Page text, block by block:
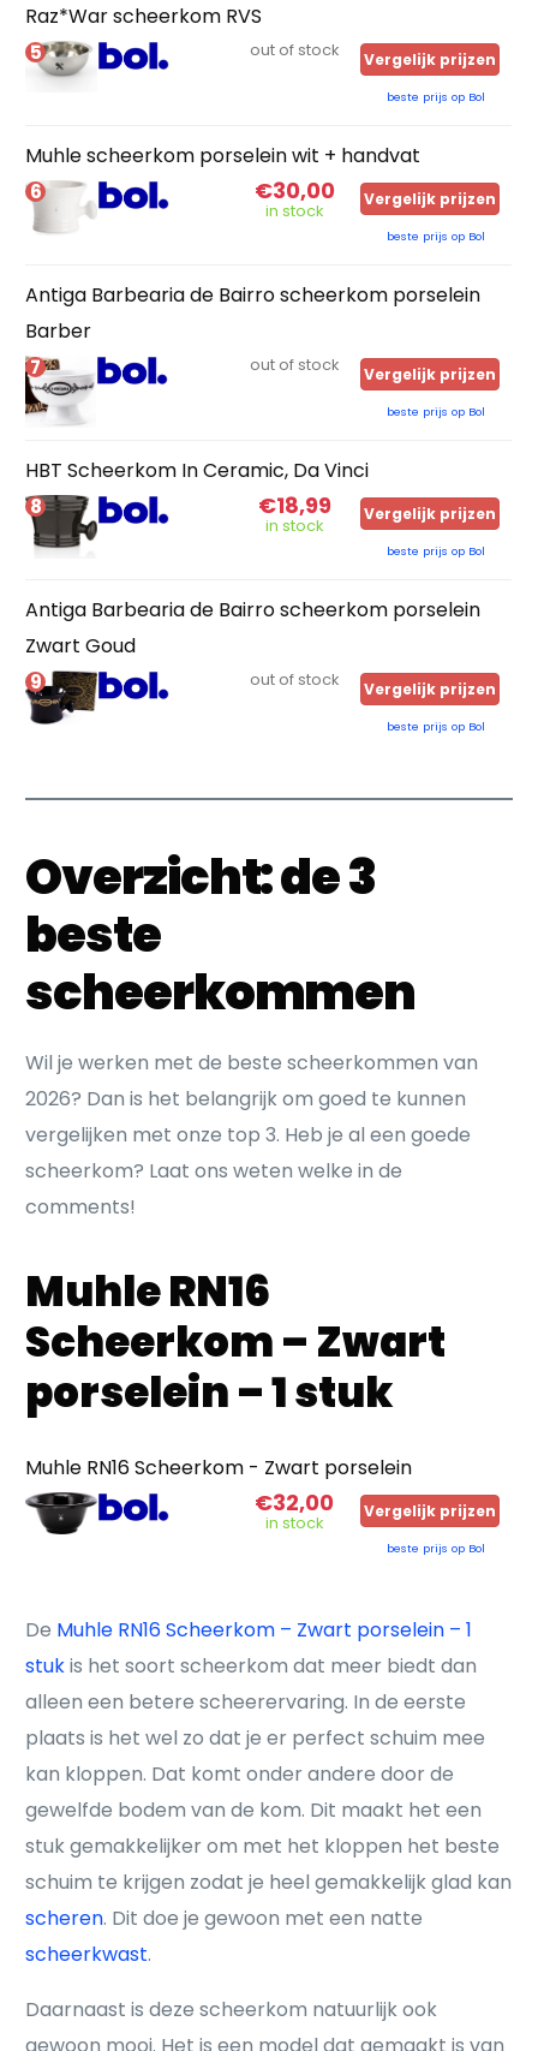
Raz*War scheerkom RVS
5 out of stock Vergelijk prijzen
beste prijs op Bol
Muhle scheerkom porselein wit + handvat
6 €30,00
in stock
Vergelijk prijzen
beste prijs op Bol
Antiga Barbearia de Bairro scheerkom porselein
Barber
7 out of stock Vergelijk prijzen
beste prijs op Bol
HBT Scheerkom In Ceramic, Da Vinci
8 €18,99
in stock
Vergelijk prijzen
beste prijs op Bol
Antiga Barbearia de Bairro scheerkom porselein
Zwart Goud
9 out of stock Vergelijk prijzen
beste prijs op Bol
Overzicht: de 3
beste
scheerkommen
Wil je werken met de beste scheerkommen van
2026? Dan is het belangrijk om goed te kunnen
vergelijken met onze top 3. Heb je al een goede
scheerkom? Laat ons weten welke in de
comments!
Muhle RN16
Scheerkom – Zwart
porselein – 1 stuk
Muhle RN16 Scheerkom - Zwart porselein
€32,00
in stock
Vergelijk prijzen
beste prijs op Bol
De Muhle RN16 Scheerkom – Zwart porselein – 1
stukis het soort scheerkom dat meer biedt dan
alleen een betere scheerervaring. In de eerste
plaats is het wel zo dat je er perfect schuim mee
kan kloppen. Dat komt onder andere door de
gewelfde bodem van de kom. Dit maakt het een
stuk gemakkelijker om met het kloppen het beste
schuim te krijgen zodat je heel gemakkelijk glad kan
scheren. Dit doe je gewoon met een natte
scheerkwast.
Daarnaast is deze scheerkom natuurlijk ook
gewoon mooi. Het is een model dat gemaakt is van